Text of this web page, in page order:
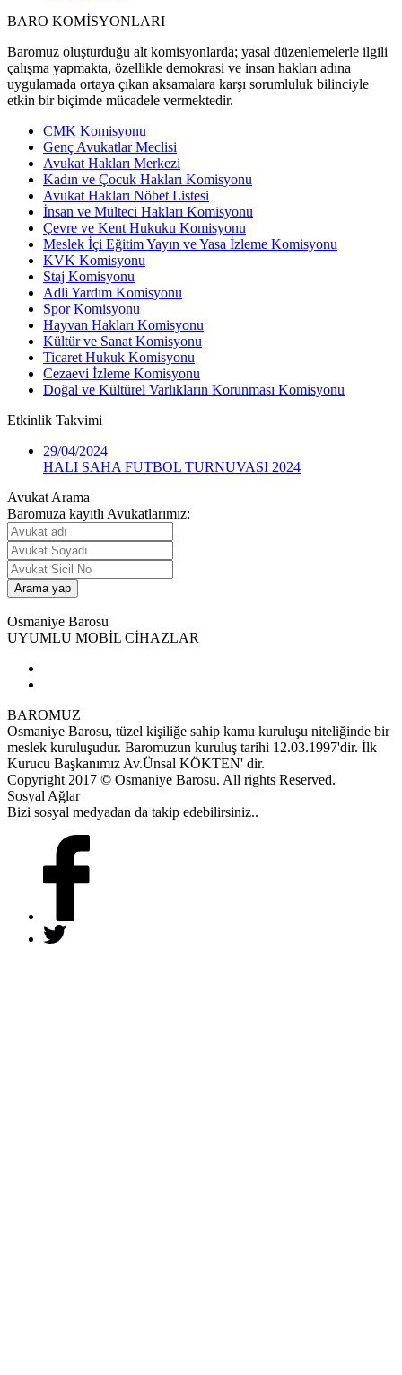
BARO KOMİSYONLARI
Baromuz oluşturduğu alt komisyonlarda; yasal düzenlemelerle ilgili
çalışma yapmakta, özellikle demokrasi ve insan hakları adına
uygulamada ortaya çıkan aksamalara karşı sorumluluk bilinciyle
etkin bir biçimde mücadele vermektedir.
CMK Komisyonu
Genç Avukatlar Meclisi
Avukat Hakları Merkezi
Kadın ve Çocuk Hakları Komisyonu
Avukat Hakları Nöbet Listesi
İnsan ve Mülteci Hakları Komisyonu
Çevre ve Kent Hukuku Komisyonu
Meslek İçi Eğitim Yayın ve Yasa İzleme Komisyonu
KVK Komisyonu
Staj Komisyonu
Adli Yardım Komisyonu
Spor Komisyonu
Hayvan Hakları Komisyonu
Kültür ve Sanat Komisyonu
Ticaret Hukuk Komisyonu
Cezaevi İzleme Komisyonu
Doğal ve Kültürel Varlıkların Korunması Komisyonu
Etkinlik Takvimi
29/04/2024
HALI SAHA FUTBOL TURNUVASI 2024
Avukat Arama
Baromuza kayıtlı Avukatlarımız:
Osmaniye Barosu
UYUMLU MOBİL CİHAZLAR
BAROMUZ
Osmaniye Barosu, tüzel kişiliğe sahip kamu kuruluşu niteliğinde bir
meslek kuruluşudur. Baromuzun kuruluş tarihi 12.03.1997'dir. İlk
Kurucu Başkanımız Av.Ünsal KÖKTEN' dir.
Copyright 2017 © Osmaniye Barosu. All rights Reserved.
Sosyal Ağlar
Bizi sosyal medyadan da takip edebilirsiniz..